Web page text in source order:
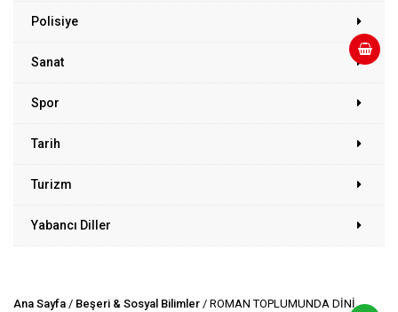
Polisiye
Sanat
Spor
Tarih
Turizm
Yabancı Diller
Ana Sayfa / Beşeri & Sosyal Bilimler / ROMAN TOPLUMUNDA DİNİ